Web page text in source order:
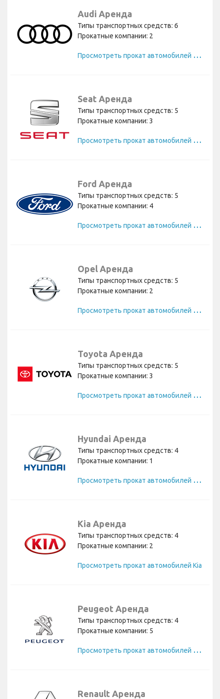
Audi Аренда
Типы транспортных средств: 6
Прокатные компании: 2
П
росмотреть прокат автомобилей Audi
Seat Аренда
Типы транспортных средств: 5
Прокатные компании: 3
П
росмотреть прокат автомобилей Seat
Ford Аренда
Типы транспортных средств: 5
Прокатные компании: 4
П
росмотреть прокат автомобилей Ford
Opel Аренда
Типы транспортных средств: 5
Прокатные компании: 2
П
росмотреть прокат автомобилей Opel
Toyota Аренда
Типы транспортных средств: 5
Прокатные компании: 3
П
росмотреть прокат автомобилей Toyota
Hyundai Аренда
Типы транспортных средств: 4
Прокатные компании: 1
П
росмотреть прокат автомобилей Hyundai
Kia Аренда
Типы транспортных средств: 4
Прокатные компании: 2
Просмотреть прокат автомобилей Kia
Peugeot Аренда
Типы транспортных средств: 4
Прокатные компании: 5
П
росмотреть прокат автомобилей Peugeot
Renault Аренда